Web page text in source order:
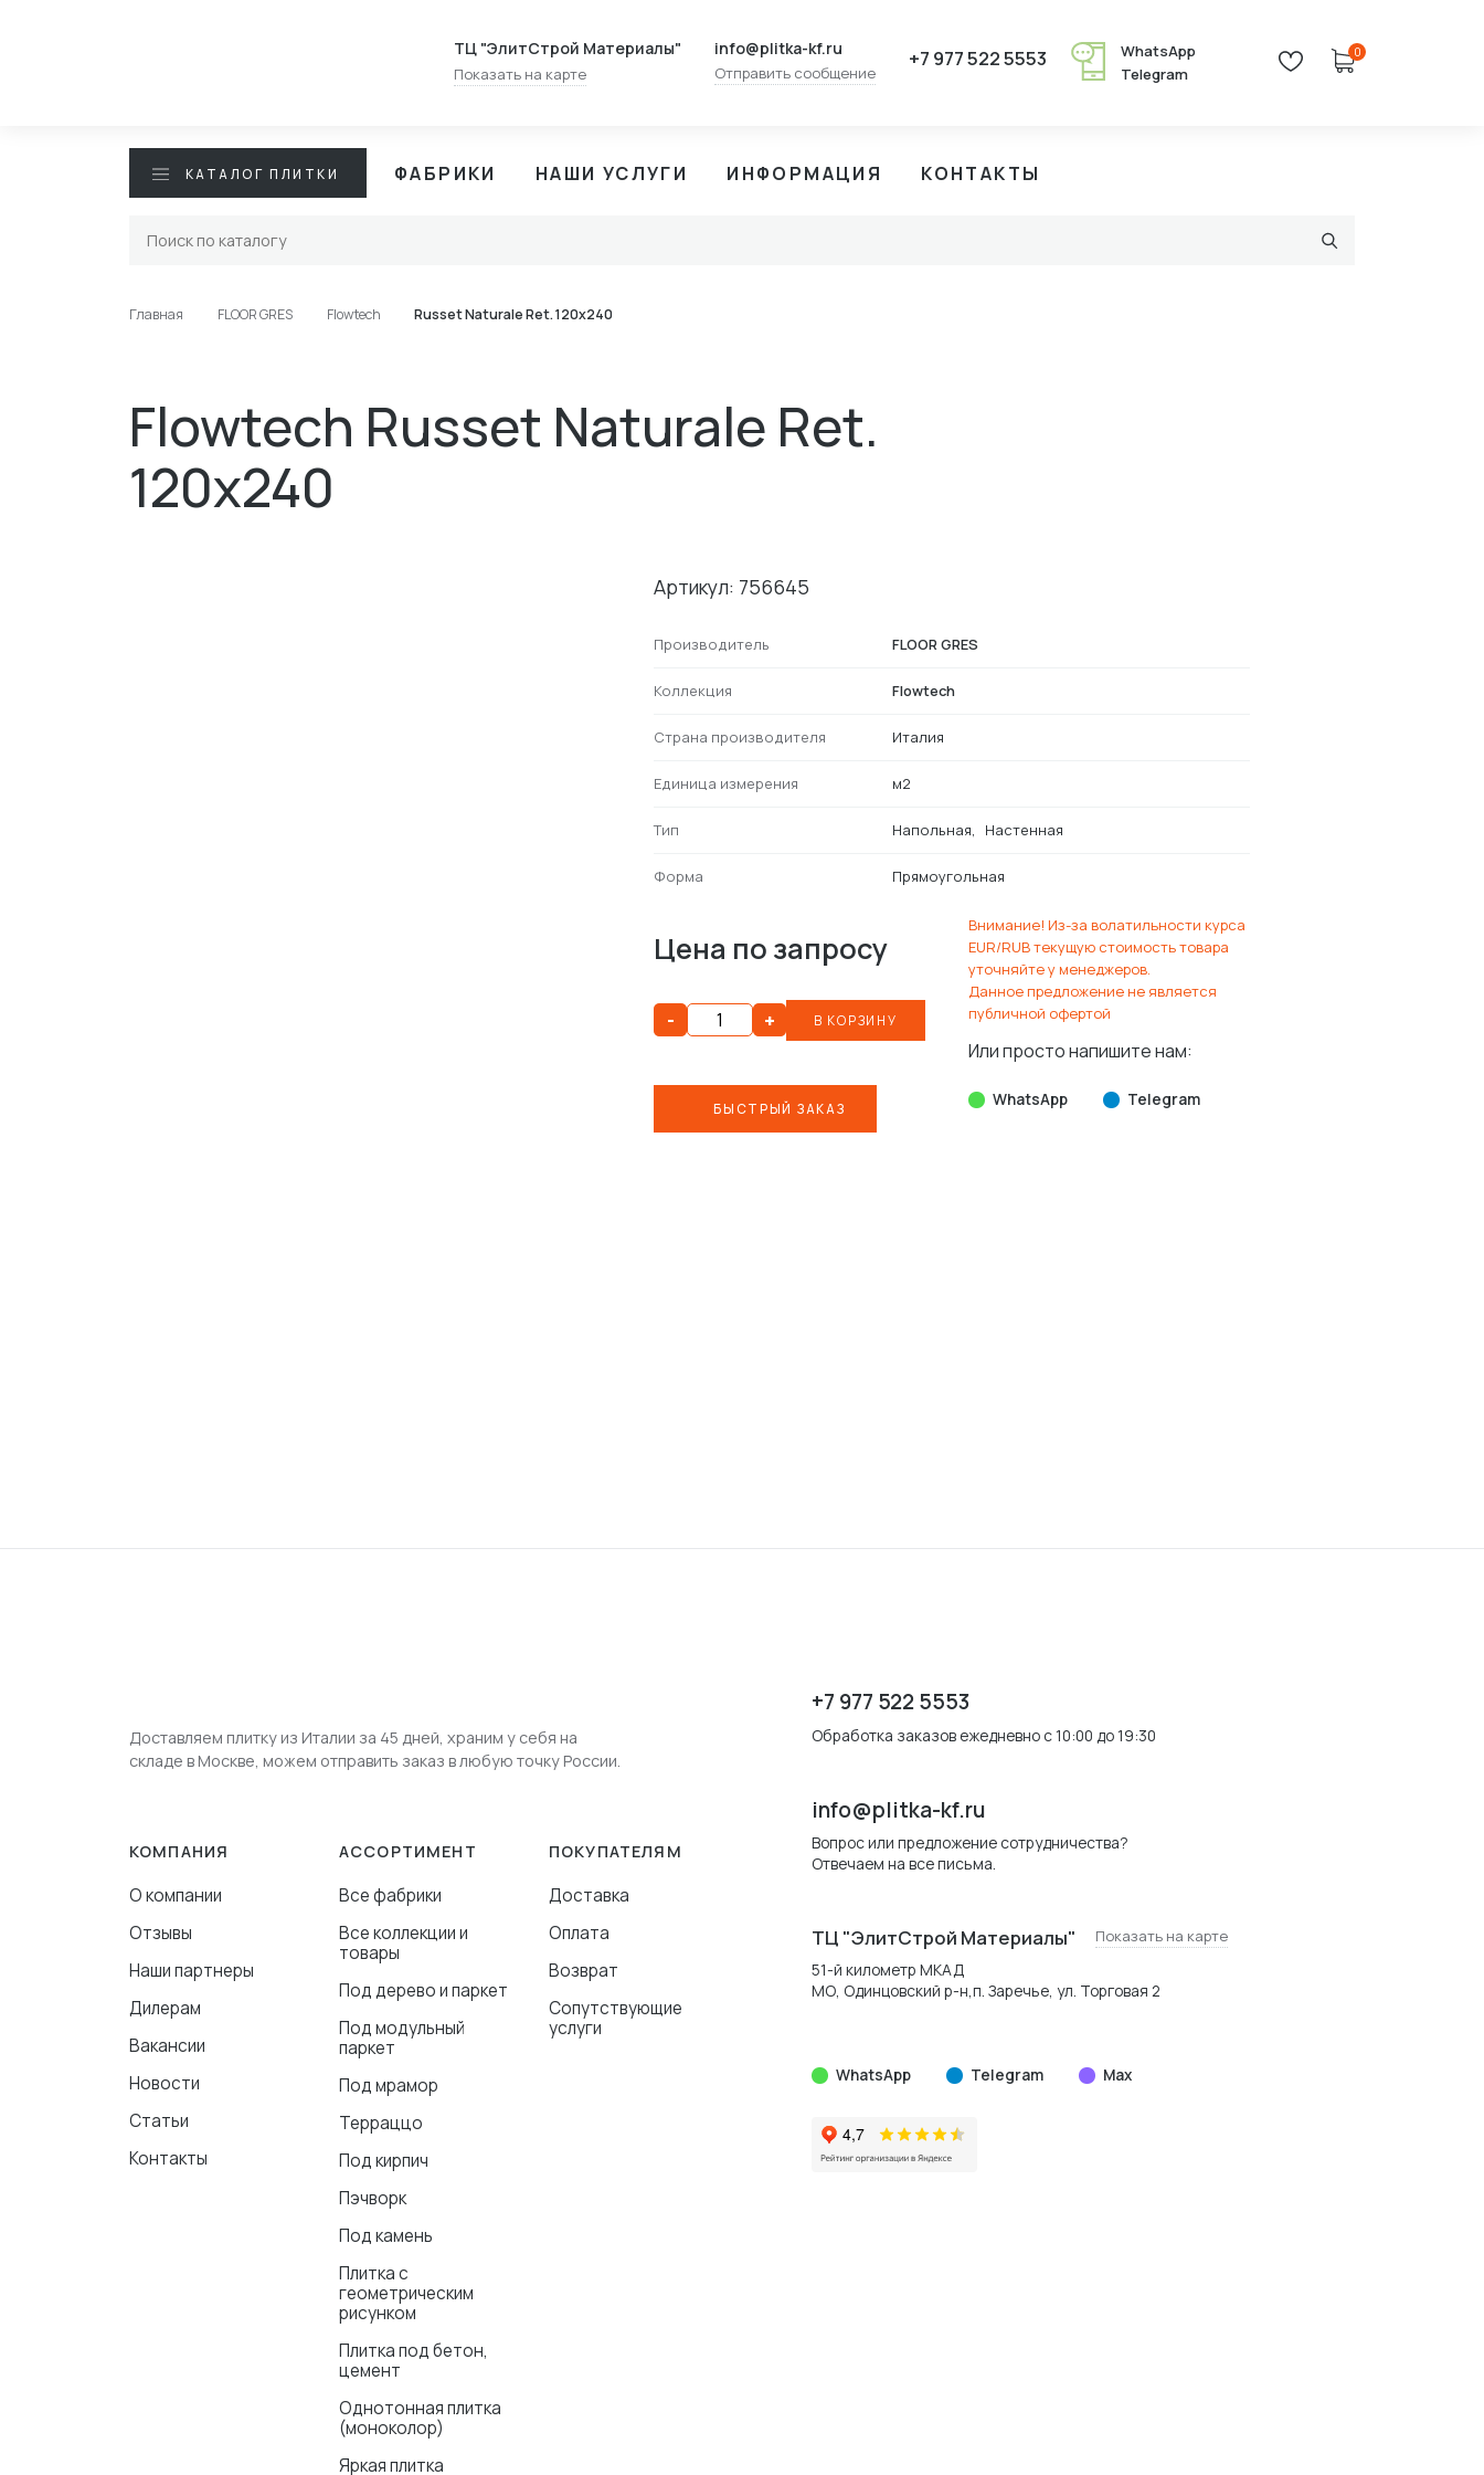
ТЦ "ЭлитСтрой Материалы"
Показать на карте
info@plitka-kf.ru
Отправить сообщение
+7 977 522 5553
WhatsApp
Telegram
0
КАТАЛОГ ПЛИТКИ ФАБРИКИ НАШИ УСЛУГИ ИНФОРМАЦИЯ КОНТАКТЫ
Главная FLOOR GRES Flowtech Russet Naturale Ret. 120x240
Flowtech Russet Naturale Ret.
120x240
Артикул: 756645
Производитель FLOOR GRES
Коллекция Flowtech
Страна производителя Италия
Единица измерения м2
Тип Напольная Настенная
Форма Прямоугольная
Цена по запросу
- + В КОРЗИНУ
Внимание! Из-за волатильности курса
EUR/RUB текущую стоимость товара
уточняйте у менеджеров.
Данное предложение не является
публичной офертой
БЫСТРЫЙ ЗАКАЗ
Или просто напишите нам:
WhatsApp Telegram
Доставляем плитку из Италии за 45 дней, храним у себя на
складе в Москве, можем отправить заказ в любую точку России.
КОМПАНИЯ
О компании
Отзывы
Наши партнеры
Дилерам
Вакансии
Новости
Статьи
Контакты
АССОРТИМЕНТ
Все фабрики
Все коллекции и
товары
Под дерево и паркет
Под модульный
паркет
Под мрамор
Терраццо
Под кирпич
Пэчворк
Под камень
Плитка с
геометрическим
рисунком
Плитка под бетон,
цемент
Однотонная плитка
(моноколор)
Яркая плитка
ПОКУПАТЕЛЯМ
Доставка
Оплата
Возврат
Сопутствующие
услуги
+7 977 522 5553
Обработка заказов ежедневно с 10:00 до 19:30
info@plitka-kf.ru
Вопрос или предложение сотрудничества?
Отвечаем на все письма.
ТЦ "ЭлитСтрой Материалы" Показать на карте
51-й километр МКАД
МО, Одинцовский р-н,п. Заречье, ул. Торговая 2
WhatsApp Telegram Max